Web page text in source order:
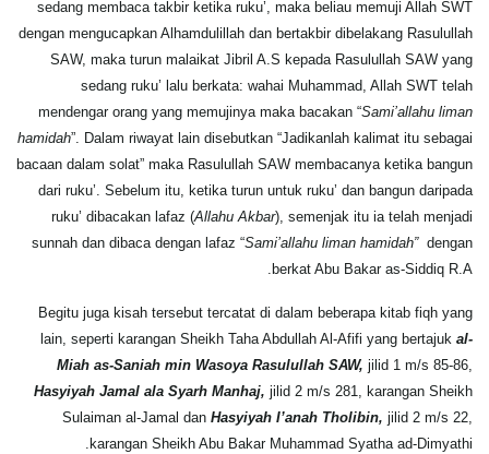
sedang membaca takbir ketika ruku’, maka beliau memuji Allah SWT
dengan mengucapkan Alhamdulillah dan bertakbir dibelakang Rasulullah
SAW, maka turun malaikat Jibril A.S kepada Rasulullah SAW yang
sedang ruku’ lalu berkata: wahai Muhammad, Allah SWT telah
mendengar orang yang memujinya maka bacakan “Sami’allahu liman
hamidah”. Dalam riwayat lain disebutkan “Jadikanlah kalimat itu sebagai
bacaan dalam solat” maka Rasulullah SAW membacanya ketika bangun
dari ruku’. Sebelum itu, ketika turun untuk ruku’ dan bangun daripada
ruku’ dibacakan lafaz (Allahu Akbar), semenjak itu ia telah menjadi
sunnah dan dibaca dengan lafaz “Sami’allahu liman hamidah”dengan
berkat Abu Bakar as-Siddiq R.A.
Begitu juga kisah tersebut tercatat di dalam beberapa kitab fiqh yang
lain, seperti karangan Sheikh Taha Abdullah Al-Afifi yang bertajuk al-
Miah as-Saniah min Wasoya Rasulullah SAW, jilid 1 m/s 85-86,
Hasyiyah Jamal ala Syarh Manhaj, jilid 2 m/s 281, karangan Sheikh
Sulaiman al-Jamal dan Hasyiyah I’anah Tholibin, jilid 2 m/s 22,
karangan Sheikh Abu Bakar Muhammad Syatha ad-Dimyathi.